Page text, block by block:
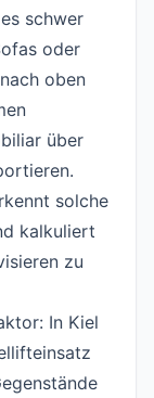
schwer
oder
oben
über
solche
kalkuliert
zu
In Kiel